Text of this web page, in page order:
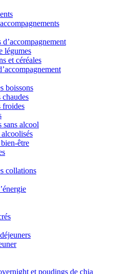
d’accompagnement
légumes
et céréales
boissons
chaudes
froides
sans alcool
être
collations
et poudings de chia